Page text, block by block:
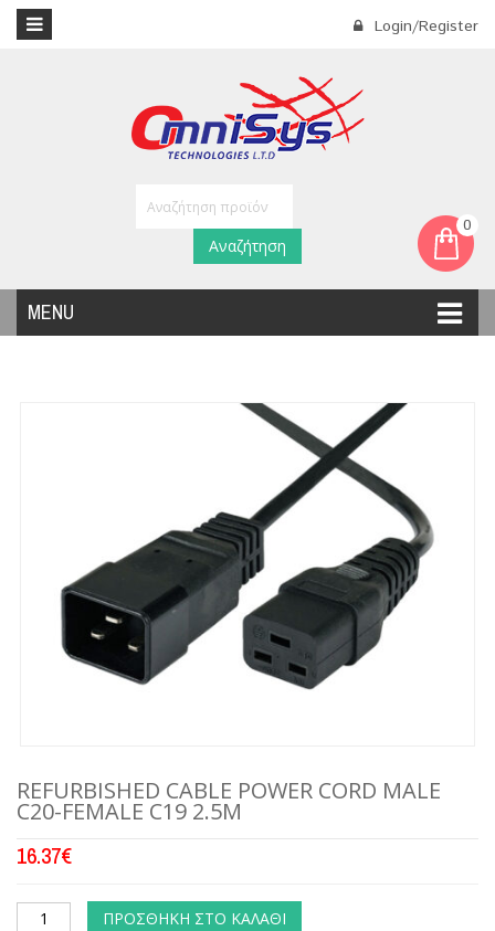
Login/Register
0
MENU
Αναζήτηση
REFURBISHED CABLE POWER CORD MALE
C20-FEMALE C19 2.5M
16.37€
ΠΡΟΣΘΉΚΗ ΣΤΟ ΚΑΛΆΘΙ